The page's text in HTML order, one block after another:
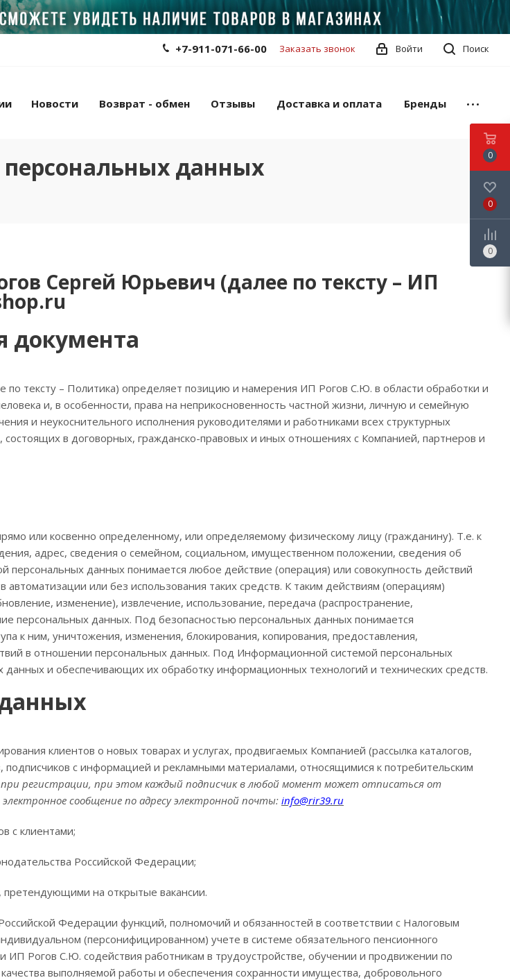
Поиск
Войти
+7-911-071-66-00 Заказать звонок
Новости Возврат - обмен Отзывы Доставка и оплата Бренды
данных
Сергей Юрьевич (далее по тексту – ИП
.ru
документа
тексту – Политика) определяет позицию и намерения ИП Рогов С.Ю. в области обработки и
и, в особенности, права на неприкосновенность частной жизни, личную и семейную
и неукоснительного исполнения руководителями и работниками всех структурных
в договорных, гражданско-правовых и иных отношениях с Компанией, партнеров и
или косвенно определенному, или определяемому физическому лицу (гражданину). Т.е. к
адрес, сведения о семейном, социальном, имущественном положении, сведения об
данных понимается любое действие (операция) или совокупность действий
или без использования таких средств. К таким действиям (операциям)
изменение), извлечение, использование, передача (распространение,
персональных данных. Под безопасностью персональных данных понимается
к ним, уничтожения, изменения, блокирования, копирования, предоставления,
в отношении персональных данных. Под Информационной системой персональных
и обеспечивающих их обработку информационных технологий и технических средств.
клиентов о новых товарах и услугах, продвигаемых Компанией (рассылка каталогов,
с информацией и рекламными материалами, относящимися к потребительским
регистрации, при этом каждый подписчик в любой момент может отписаться от
сообщение по адресу электронной почты: info@rir39.ru
с клиентами;
Российской Федерации;
претендующими на открытые вакансии.
Федерации функций, полномочий и обязанностей в соответствии с Налоговым
(персонифицированном) учете в системе обязательного пенсионного
Рогов С.Ю. содействия работникам в трудоустройстве, обучении и продвижении по
выполняемой работы и обеспечения сохранности имущества, добровольного
0
0
0